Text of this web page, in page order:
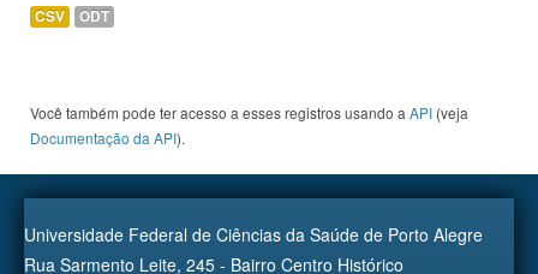
CSV ODT
Você também pode ter acesso a esses registros usando a API (veja
Documentação da API).
Universidade Federal de Ciências da Saúde de Porto Alegre
Rua Sarmento Leite, 245 - Bairro Centro Histórico